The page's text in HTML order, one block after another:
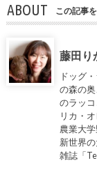
ABOUT この記事
藤田り
ドッグ
の森の
のラッ
リカ・
農業大
新世界
雑誌「